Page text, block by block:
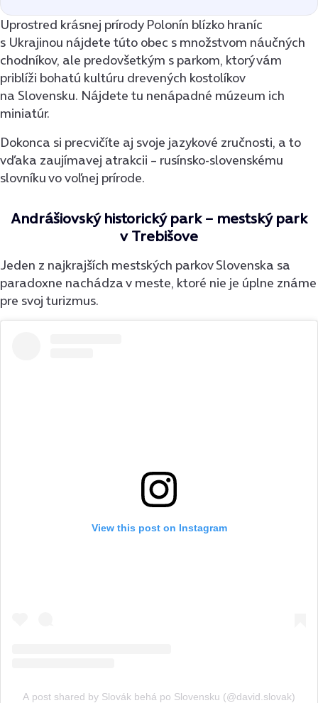
Uprostred krásnej prírody Polonín blízko hraníc
s Ukrajinou nájdete túto obec s množstvom náučných
chodníkov, ale predovšetkým s parkom, ktorý vám
priblíži bohatú kultúru drevených kostolíkov
na Slovensku. Nájdete tu nenápadné múzeum ich
miniatúr.
Dokonca si precvičíte aj svoje jazykové zručnosti, a to
vďaka zaujímavej atrakcii – rusínsko-slovenskému
slovníku vo voľnej prírode.
Andrášiovský historický park – mestský park
v Trebišove
Jeden z najkrajších mestských parkov Slovenska sa
paradoxne nachádza v meste, ktoré nie je úplne známe
pre svoj turizmus.
View this post on Instagram
A post shared by Slovák behá po Slovensku (@david.slovak)